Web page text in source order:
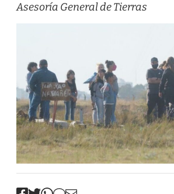
Asesoría General de Tierras